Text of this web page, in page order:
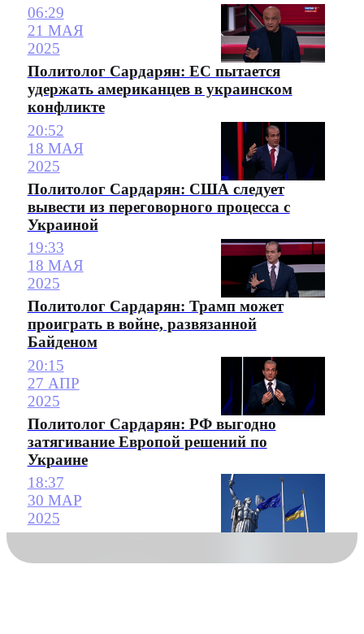
06:29
21 МАЯ
2025
Политолог Сардарян: ЕС пытается
удержать американцев в украинском
конфликте
20:52
18 МАЯ
2025
Политолог Сардарян: США следует
вывести из переговорного процесса с
Украиной
19:33
18 МАЯ
2025
Политолог Сардарян: Трамп может
проиграть в войне, развязанной
Байденом
20:15
27 АПР
2025
Политолог Сардарян: РФ выгодно
затягивание Европой решений по
Украине
18:37
30 МАР
2025